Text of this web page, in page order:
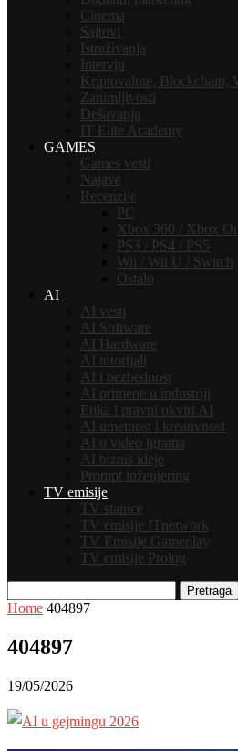
Cinema
Sajtovi
Istraživanja
Intervju
Kriptovalute, Blockchain,
Zanimljivosti
Dešavanja
IT Elite Academy
GAMES
Games vesti
Najave
Recenzije
PC
Xbox 360 / Xbox
PS3 / PS4 / PS5
Wii / Wii U / Switch
Ostalo
AI
AI vesti
AI Software
AI Hardware
AI tutorijali
AI i bezbednost
AI primene u industriji
Etika i pravni okviri AI
AI umetnost i kreativnost
AI u video igrama
AI biznis ideje
Prompt inženjering
TV emisije
TV stanice
TV emisije ITnetwork
TV Emisije Gameplay
TV emisije Prolog
Pretraga
Home 404897
404897
19/05/2026